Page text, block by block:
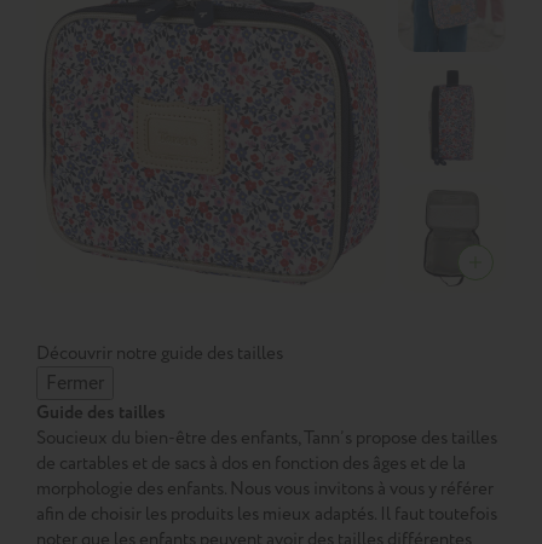
Découvrir notre guide des tailles
Fermer
Guide des tailles
Soucieux du bien-être des enfants, Tann’s propose des tailles
de cartables et de sacs à dos en fonction des âges et de la
morphologie des enfants. Nous vous invitons à vous y référer
afin de choisir les produits les mieux adaptés. Il faut toutefois